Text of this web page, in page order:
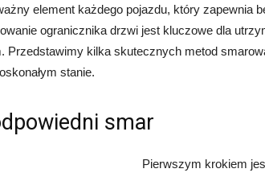
element każdego pojazdu, który zapewnia
ogranicznika drzwi jest kluczowe dla
Przedstawimy kilka skutecznych metod
stanie.
smar
Pierwszym krokiem